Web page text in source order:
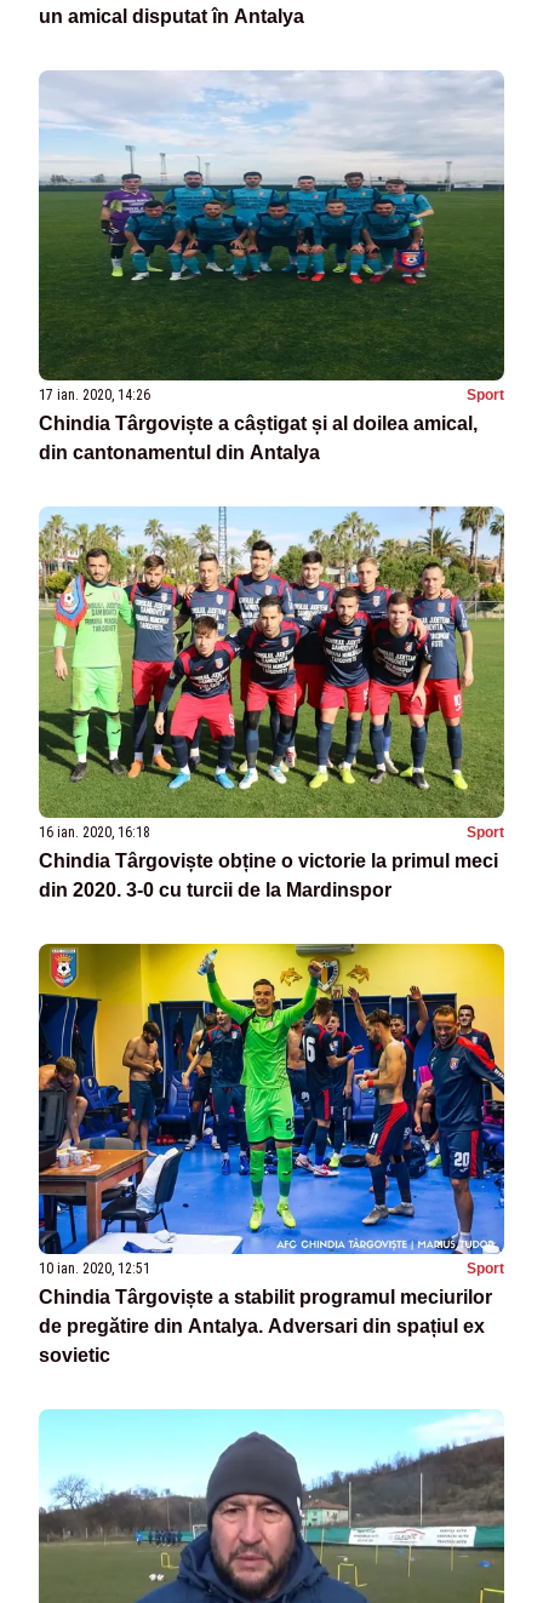
un amical disputat în Antalya
17 ian. 2020, 14:26 Sport
Chindia Târgoviște a câștigat și al doilea amical,
din cantonamentul din Antalya
16 ian. 2020, 16:18 Sport
Chindia Târgoviște obține o victorie la primul meci
din 2020. 3-0 cu turcii de la Mardinspor
10 ian. 2020, 12:51 Sport
Chindia Târgoviște a stabilit programul meciurilor
de pregătire din Antalya. Adversari din spațiul ex
sovietic